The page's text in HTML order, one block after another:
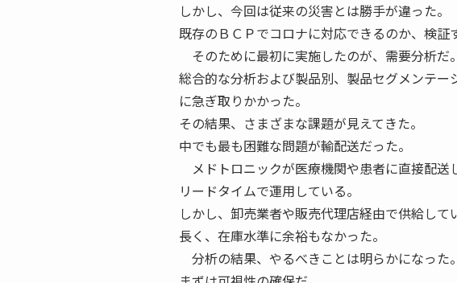
しかし、今回は従来の災害とは勝手が違った。
既存のＢＣＰでコロナに対応できるのか、検証
そのために最初に実施したのが、需要分析だ。
総合的な分析および製品別、製品セグメンテ
に急ぎ取りかかった。
その結果、さまざまな課題が見えてきた。
中でも最も困難な問題が輸配送だった。
メドトロニックが医療機関や患者に直接配送
リードタイムで運用している。
しかし、卸売業者や販売代理店経由で供給し
長く、在庫水準に余裕もなかった。
分析の結果、やるべきことは明らかになった。